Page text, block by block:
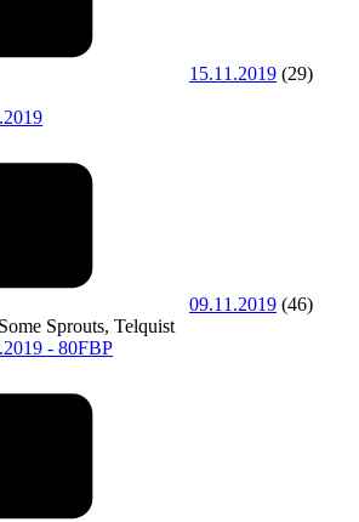
15.11.2019 (29)
09.11.2019 (46)
Sprouts, Telquist